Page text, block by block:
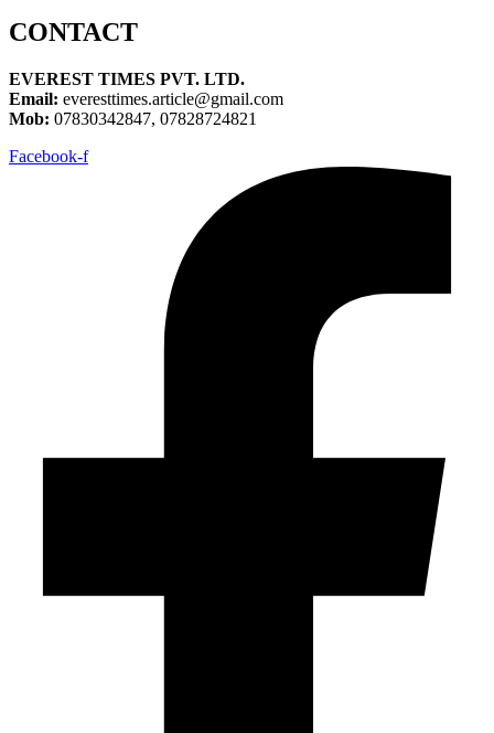
CONTACT
EVEREST TIMES PVT. LTD.
Email: everesttimes.article@gmail.com
Mob: 07830342847, 07828724821
Facebook-f